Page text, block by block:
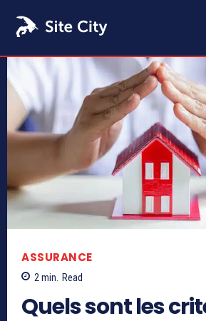
ASSURANCE
2 min. Read
Quels sont les